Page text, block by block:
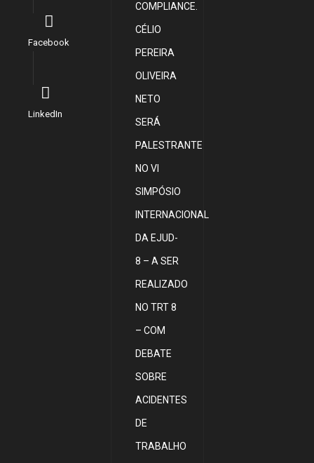
Facebook
LinkedIn
COMPLIANCE.
CÉLIO
PEREIRA
OLIVEIRA
NETO
SERÁ
PALESTRANTE
NO VI
SIMPÓSIO
INTERNACIONAL
DA EJUD-
8 – A SER
REALIZADO
NO TRT 8
– COM
DEBATE
SOBRE
ACIDENTES
DE
TRABALHO